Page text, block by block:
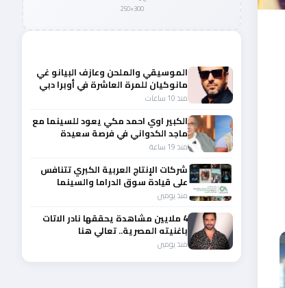
300×250
الموسيقي والملحن وعازف البيانو غي
مانوكيان للمرة العاشرة في أوبرا دبي
منذ 10 ساعات
الكبير اوي احمد مكي يعود للسينما مع
ماجد الكدواني في فرصة سعيدة
منذ 19 ساعة
شركات الإنتاج العربية الكبري تتنافس
على قيادة سوق الدراما والسينما
والصباح في مقدمة المشهد الإقليمي
منذ يومين
4 ملايين مشاهدة يحققها نادر الاتات
باغنيته المصرية.. تعالي هنا
منذ يومين